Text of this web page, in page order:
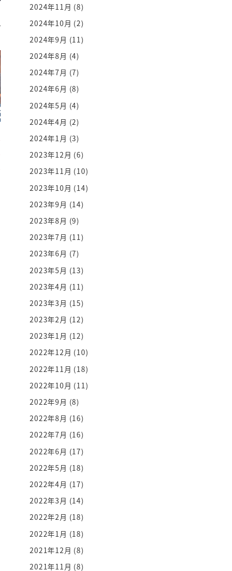
2024年11月 (8)
2024年10月 (2)
2024年9月 (11)
2024年8月 (4)
2024年7月 (7)
2024年6月 (8)
2024年5月 (4)
2024年4月 (2)
2024年1月 (3)
2023年12月 (6)
2023年11月 (10)
2023年10月 (14)
2023年9月 (14)
2023年8月 (9)
2023年7月 (11)
2023年6月 (7)
2023年5月 (13)
2023年4月 (11)
2023年3月 (15)
2023年2月 (12)
2023年1月 (12)
2022年12月 (10)
2022年11月 (18)
2022年10月 (11)
2022年9月 (8)
2022年8月 (16)
2022年7月 (16)
2022年6月 (17)
2022年5月 (18)
2022年4月 (17)
2022年3月 (14)
2022年2月 (18)
2022年1月 (18)
2021年12月 (8)
2021年11月 (8)